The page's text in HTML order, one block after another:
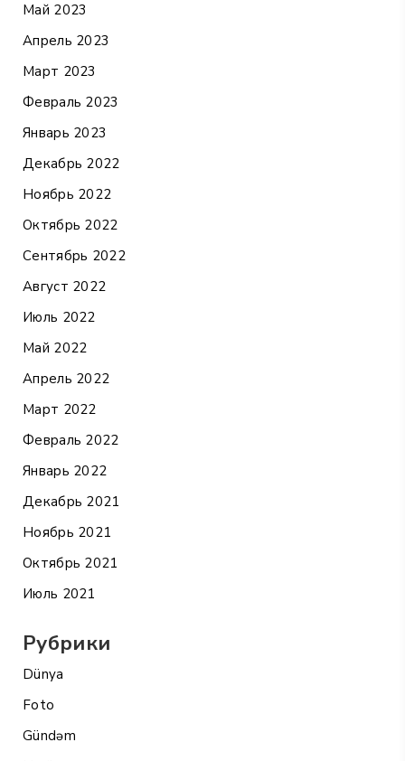
Май 2023
Апрель 2023
Март 2023
Февраль 2023
Январь 2023
Декабрь 2022
Ноябрь 2022
Октябрь 2022
Сентябрь 2022
Август 2022
Июль 2022
Май 2022
Апрель 2022
Март 2022
Февраль 2022
Январь 2022
Декабрь 2021
Ноябрь 2021
Октябрь 2021
Июль 2021
Рубрики
Dünya
Foto
Gündəm